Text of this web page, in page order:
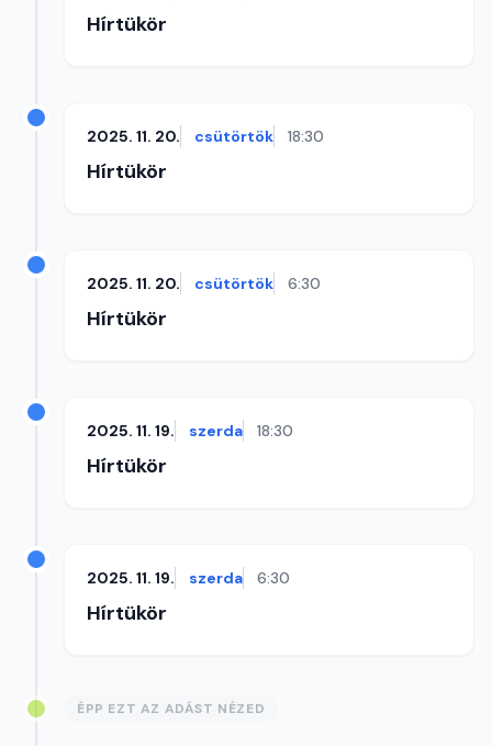
Hírtükör
2025. 11. 20. csütörtök 18:30
Hírtükör
2025. 11. 20. csütörtök 6:30
Hírtükör
2025. 11. 19. szerda 18:30
Hírtükör
2025. 11. 19. szerda 6:30
Hírtükör
ÉPP EZT AZ ADÁST NÉZED